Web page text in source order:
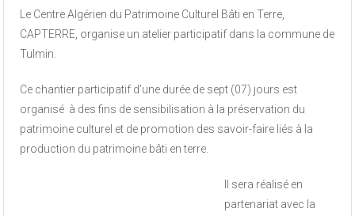
Le Centre Algérien du Patrimoine Culturel Bâti en Terre,
CAPTERRE, organise un atelier participatif dans la commune de
Tulmin.
Ce chantier participatif d’une durée de sept (07) jours est
organisé à des fins de sensibilisation à la préservation du
patrimoine culturel et de promotion des savoir-faire liés à la
production du patrimoine bâti en terre.
Il sera réalisé en
partenariat avec la